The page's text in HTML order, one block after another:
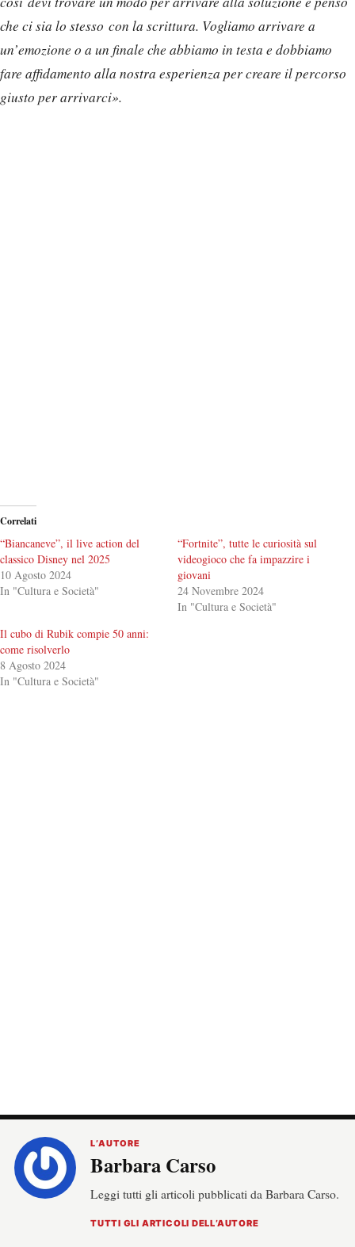
che ci sia lo stesso con la scrittura. Vogliamo arrivare a
un’emozione o a un finale che abbiamo in testa e dobbiamo
fare affidamento alla nostra esperienza per creare il percorso
giusto per arrivarci».
Correlati
“Biancaneve”, il live action del
classico Disney nel 2025
10 Agosto 2024
In "Cultura e Società"
“Fortnite”, tutte le curiosità sul
videogioco che fa impazzire i
giovani
24 Novembre 2024
In "Cultura e Società"
Il cubo di Rubik compie 50 anni:
come risolverlo
8 Agosto 2024
In "Cultura e Società"
L’AUTORE
Barbara Carso
Leggi tutti gli articoli pubblicati da Barbara Carso.
TUTTI GLI ARTICOLI DELL’AUTORE